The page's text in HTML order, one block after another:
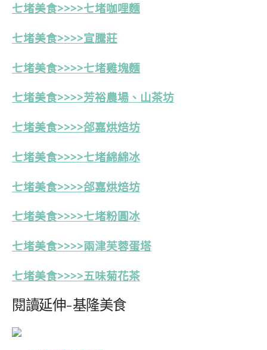
七堵美食>>>>七堵咖哩麵
七堵美食>>>>宣騰莊
七堵美食>>>>七堵雞塊麵
七堵美食>>>>芳裕農場、山茶坊
七堵美食>>>>郃嘉烘焙坊
七堵美食>>>>七堵綿綿冰
七堵美食>>>>郃嘉烘焙坊
七堵美食>>>>七堵粉圓冰
七堵美食>>>>兩津芙蓉蛋塔
七堵美食>>>>五味菊花茶
閱讀延伸-基隆美食